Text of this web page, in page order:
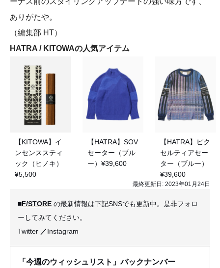
ありがたや。
（編集部 HT）
HATRA / KITOWAの人気アイテム
【KITOWA】イ
ンセンススティ
ック（ヒノキ）
¥5,500
【HATRA】SOV
セーター（ブル
ー）¥39,600
【HATRA】ピク
セルティアセー
ター（ブルー）
¥39,600
最終更新日: 2023年01月24日
■F/STORE の最新情報は下記SNSでも更新中。是非フォロ
ーしてみてください。
Twitter ／Instagram
「今週のウィッシュリスト」バックナンバー